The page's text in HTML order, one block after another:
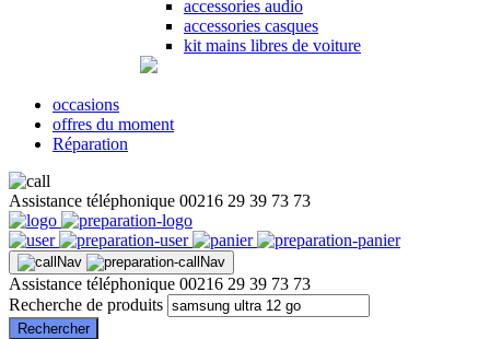
accessories audio
accessories casques
kit mains libres de voiture
occasions
offres du moment
Réparation
Assistance téléphonique 00216 29 39 73 73
Assistance téléphonique 00216 29 39 73 73
Recherche de produits
Rechercher